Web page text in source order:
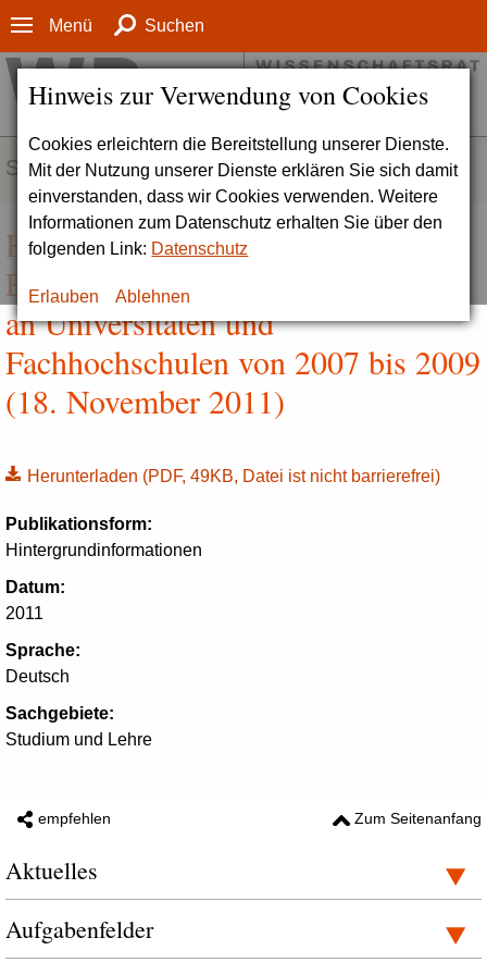
Hinweis zur Verwendung von Cookies
Cookies erleichtern die Bereitstellung unserer Dienste.
Mit der Nutzung unserer Dienste erklären Sie sich damit
einverstanden, dass wir Cookies verwenden. Weitere
Informationen zum Datenschutz erhalten Sie über den
folgenden Link: Datenschutz
Erlauben Ablehnen
Menü Suchen
SERVICE
Hintergrundinformation zur
Entwicklung der Fachstudiendauer
an Universitäten und
Fachhochschulen von 2007 bis 2009
(18. November 2011)
Herunterladen (PDF, 49KB, Datei ist nicht barrierefrei)
Publikationsform:
Hintergrundinformationen
Datum:
2011
Sprache:
Deutsch
Sachgebiete:
Studium und Lehre
empfehlen Zum Seitenanfang
Aktuelles
Aufgabenfelder